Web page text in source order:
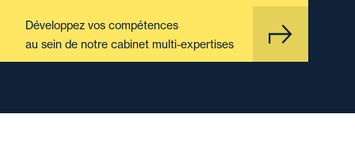
Développez vos compétences
au sein de notre cabinet multi-expertises